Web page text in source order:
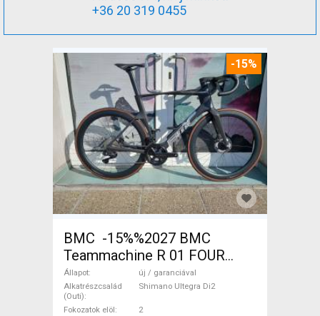
+36 20 319 0455
-15%
BMC -15%%2027 BMC
Teammachine R 01 FOUR
(56,58) Országúti Shimano
Ultegra Di2 tárcsafék új /
garanciával ELADÓ
Állapot
új / garanciával
Alkatrészcsalád
(Outi)
Shimano Ultegra Di2
Fokozatok elöl
2